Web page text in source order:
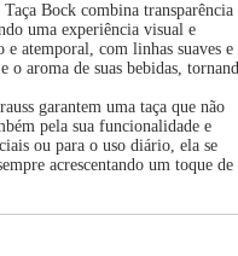
Bock combina transparência
uma experiência visual e
atemporal, com linhas suaves e
o aroma de suas bebidas,
garantem uma taça que não
pela sua funcionalidade e
ou para o uso diário, ela se
acrescentando um toque de